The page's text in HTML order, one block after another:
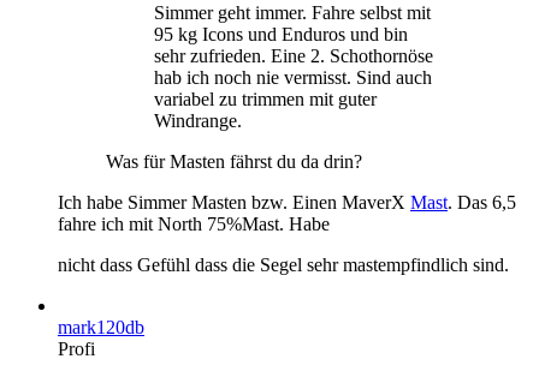
Simmer geht immer. Fahre selbst mit
95 kg Icons und Enduros und bin
sehr zufrieden. Eine 2. Schothornöse
hab ich noch nie vermisst. Sind auch
variabel zu trimmen mit guter
Windrange.
Was für Masten fährst du da drin?
Ich habe Simmer Masten bzw. Einen MaverX Mast. Das 6,5
fahre ich mit North 75%Mast. Habe
nicht dass Gefühl dass die Segel sehr mastempfindlich sind.
mark120db
Profi